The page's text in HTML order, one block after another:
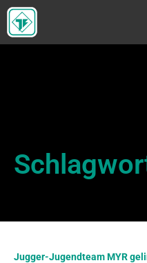
Jugger-Jugendteam MYR